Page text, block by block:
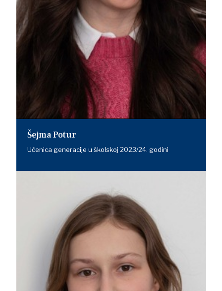
Šejma Potur
Učenica generacije u školskoj 2023/24. godini